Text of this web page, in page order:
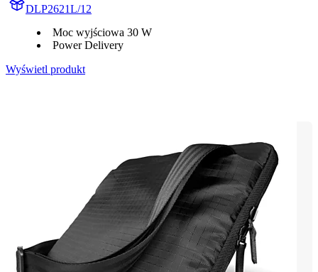
DLP2621L/12
Moc wyjściowa 30 W
Power Delivery
Wyświetl produkt